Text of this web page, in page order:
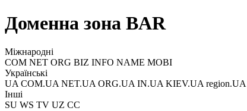
Доменна зона BAR
Міжнародні
COM NET ORG BIZ INFO NAME MOBI
Українські
UA COM.UA NET.UA ORG.UA IN.UA KIEV.UA region.UA
Інші
SU WS TV UZ CC